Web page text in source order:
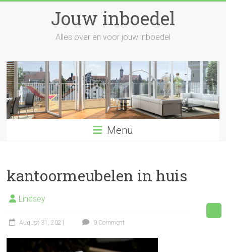
Jouw inboedel
Alles over en voor jouw inboedel
Menu
kantoormeubelen in huis
Lindsey
August 31, 2021 0 Comment